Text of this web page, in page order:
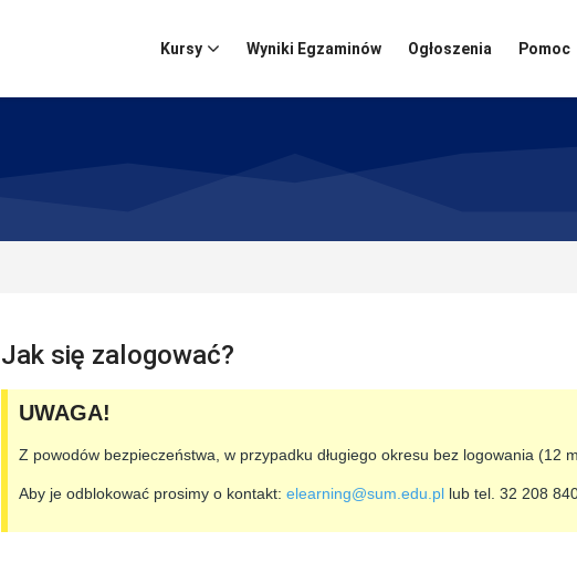
Kursy Wyniki Egzaminów Ogłoszenia Pomoc
Jak się zalogować?
UWAGA!
Z powodów bezpieczeństwa, w przypadku długiego okresu bez logowania (12
Aby je odblokować prosimy o kontakt: elearning@sum.edu.pllub tel. 32 208